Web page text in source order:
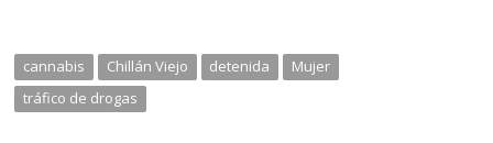
cannabis Chillán Viejo detenida
Mujer
tráfico de drogas